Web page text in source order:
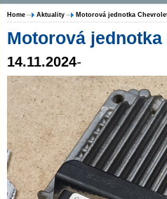
Home Aktuality Motorová jednotka
Motorová
14.11.2024-